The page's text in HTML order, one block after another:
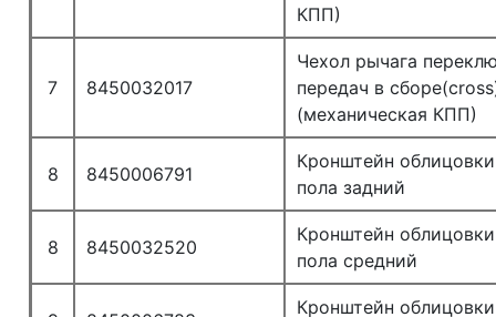
КПП)
7 8450032017
Чехол рычага
передач в
(механическая КПП)
8 8450006791
Кронштейн
пола задний
8 8450032520
Кронштейн
пола средний
Кронштейн